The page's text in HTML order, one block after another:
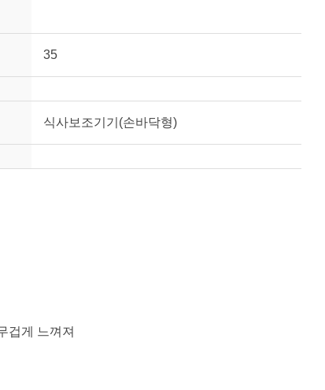
35
식사보조기기(손바닥형)
겁게 느껴져